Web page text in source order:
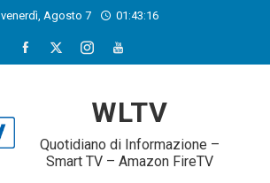
venerdì, Agosto 7 01:43:17
WLTV
Quotidiano di Informazione –
Smart TV – Amazon FireTV